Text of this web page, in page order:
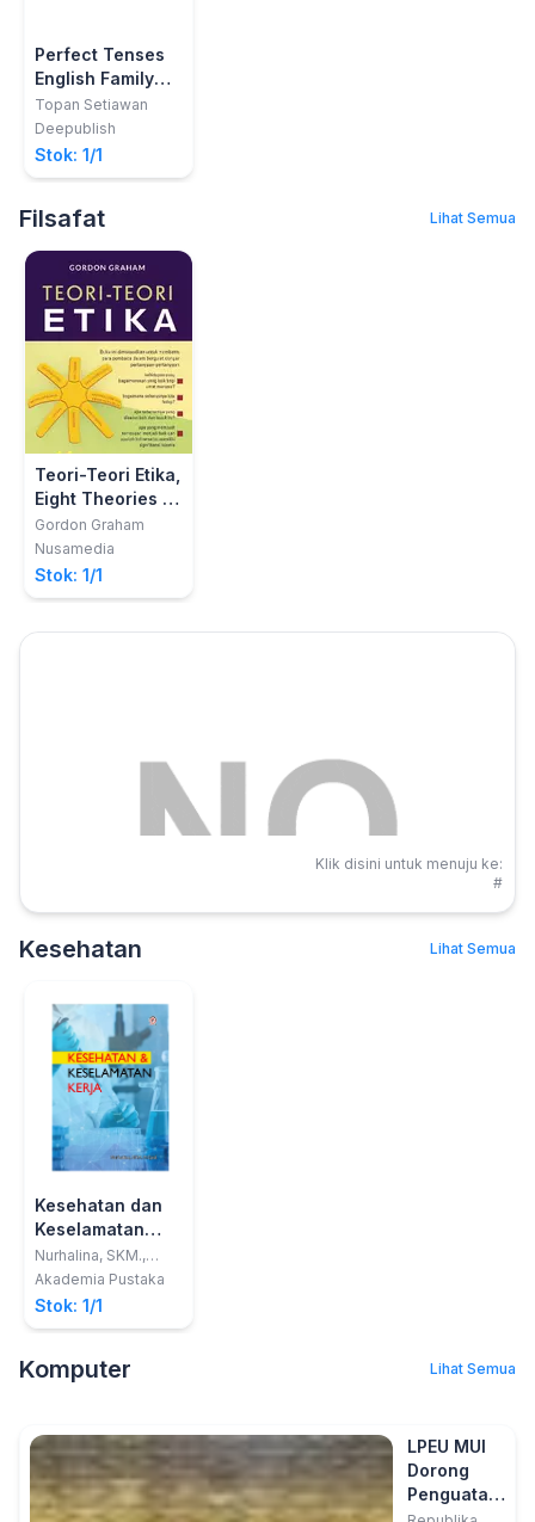
Perfect Tenses
English Family
(Learning English
In Indonesian
Culture) Book 5
Topan Setiawan
Deepublish
Stok: 1/1
Filsafat Lihat Semua
Teori-Teori Etika,
Eight Theories Of
Ethics
Gordon Graham
Nusamedia
Stok: 1/1
Klik disini untuk menuju ke:
#
Kesehatan Lihat Semua
Kesehatan dan
Keselamatan
Kerja
Nurhalina, SKM.,
M.Epid.
Akademia Pustaka
Stok: 1/1
Komputer Lihat Semua
LPEU MUI
Dorong
Penguatan